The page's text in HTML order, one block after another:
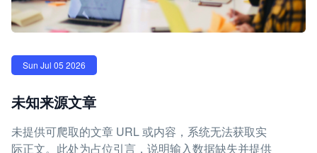
Sun Jul 05 2026
未知来源文章
未提供可爬取的文章 URL 或内容，系统无法获取实
际正文。此处为占位引言，说明输入数据缺失并提供